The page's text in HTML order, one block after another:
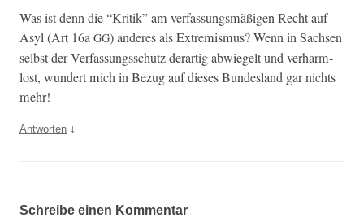
Was ist denn die “Kri­tik” am ver­fas­sungsmäßi­gen Recht auf
Asyl (Art 16a GG) anderes als Extrem­is­mus? Wenn in Sach­sen
selb­st der Ver­fas­sungss­chutz der­ar­tig abwiegelt und ver­harm­
lost, wun­dert mich in Bezug auf dieses Bun­des­land gar nichts
mehr!
Antworten ↓
Schreibe einen Kommentar